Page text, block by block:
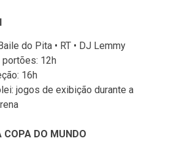
do Pita • RT • DJ Lemmy
12h
16h
jogos de exibição durante a
DO MUNDO